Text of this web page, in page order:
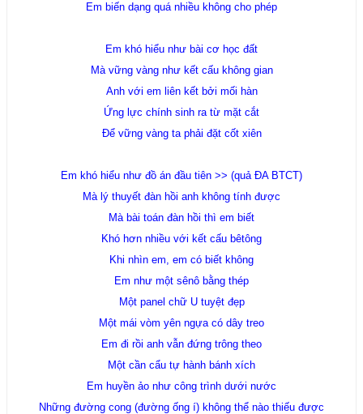
Em biến dạng quá nhiều không cho phép
Em khó hiểu như bài cơ học đất
Mà vững vàng như kết cấu không gian
Anh với em liên kết bởi mối hàn
Ứng lực chính sinh ra từ mặt cắt
Để vững vàng ta phải đặt cốt xiên
Em khó hiểu như đồ án đầu tiên >> (quả ĐA BTCT)
Mà lý thuyết đàn hồi anh không tính được
Mà bài toán đàn hồi thì em biết
Khó hơn nhiều với kết cấu bêtông
Khi nhìn em, em có biết không
Em như một sênô bằng thép
Một panel chữ U tuyệt đẹp
Một mái vòm yên ngựa có dây treo
Em đi rồi anh vẫn đứng trông theo
Một cần cẩu tự hành bánh xích
Em huyền ảo như công trình dưới nước
Những đường cong (đường ống í) không thể nào thiếu được